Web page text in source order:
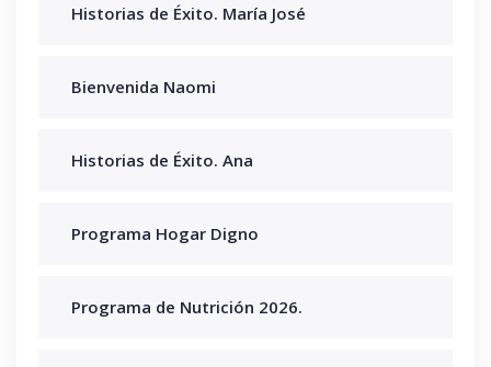
Historias de Éxito. María José
Bienvenida Naomi
Historias de Éxito. Ana
Programa Hogar Digno
Programa de Nutrición 2026.